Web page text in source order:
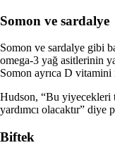
Somon ve sardalye
Somon ve sardalye gibi
omega-3 yağ asitlerinin
Somon ayrıca D vitamini
Hudson, “Bu yiyecekleri
yardımcı olacaktır” diye
Biftek